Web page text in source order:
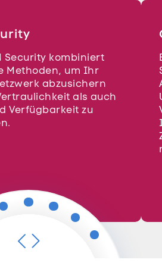
Security kombiniert
Methoden, um Ihr
abzusichern
als auch
Verfügbarkeit zu